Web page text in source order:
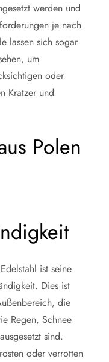
werden und
je nach
lassen sich sogar
um
oder
Kratzer und
Polen
ist seine
Dies ist
die
Regen, Schnee
sind.
oder verrotten